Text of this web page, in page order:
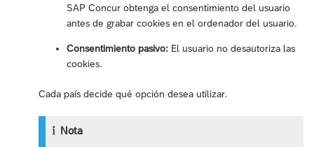
SAP Concur obtenga el consentimiento del usuario
antes de grabar cookies en el ordenador del usuario.
Consentimiento pasivo: El usuario no desautoriza las
cookies.
Cada país decide qué opción desea utilizar.
Nota